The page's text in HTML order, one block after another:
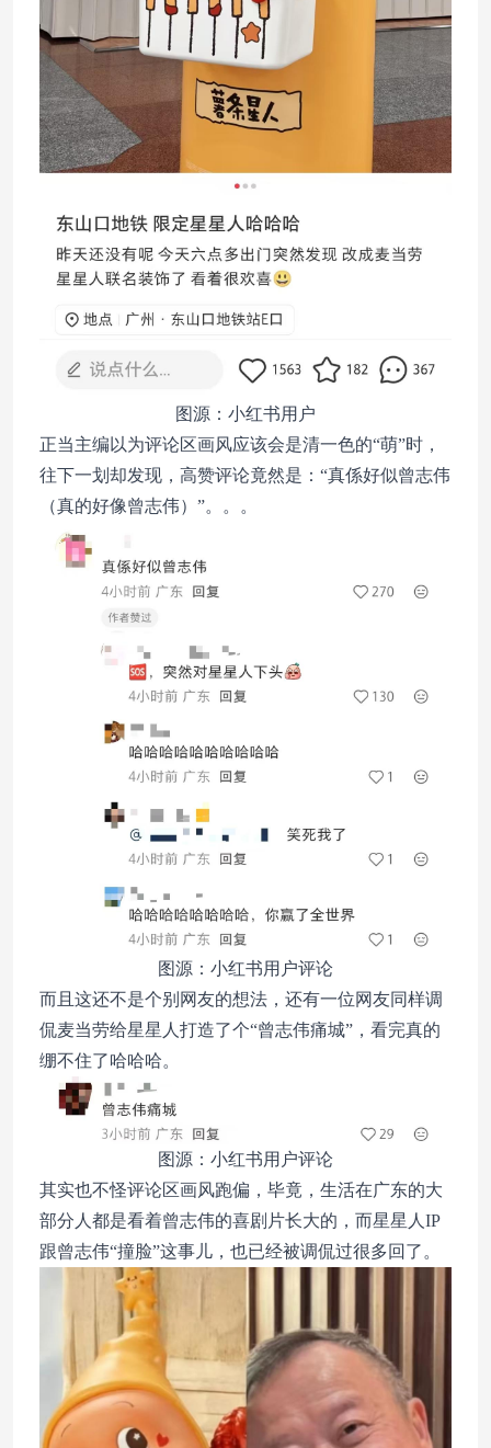
图源：小红书用户
正当主编以为评论区画风应该会是清一色的“萌”时，
往下一划却发现，高赞评论竟然是：“真係好似曾志伟
（真的好像曾志伟）”。。。
图源：小红书用户评论
而且这还不是个别网友的想法，还有一位网友同样调
侃麦当劳给星星人打造了个“曾志伟痛城”，看完真的
绷不住了哈哈哈。
图源：小红书用户评论
其实也不怪评论区画风跑偏，毕竟，生活在广东的大
部分人都是看着曾志伟的喜剧片长大的，而星星人IP
跟曾志伟“撞脸”这事儿，也已经被调侃过很多回了。